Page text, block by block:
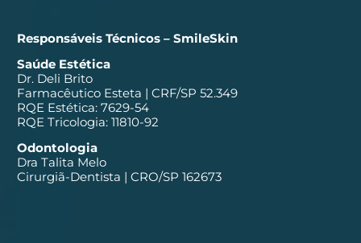
Responsáveis Técnicos – SmileSkin
Saúde Estética
Dr. Deli Brito
Farmacêutico Esteta | CRF/SP 52.349
RQE Estética: 7629-54
RQE Tricologia: 11810-92
Odontologia
Dra Talita Melo
Cirurgiã-Dentista | CRO/SP 162673